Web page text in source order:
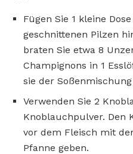
Fügen Sie 1 kleine
geschnittenen Pilzen
braten Sie etwa 8
Champignons in 1
sie der
Verwenden Sie 2
Knoblauchpulver. Den
vor dem Fleisch mit
Pfanne geben.